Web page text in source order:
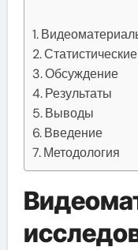
Обсуждение
Результаты
Выводы
Введение
Методология